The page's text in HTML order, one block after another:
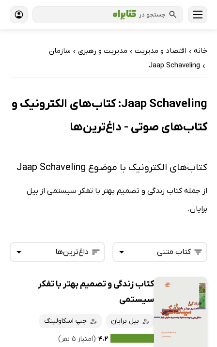
جستجو در
خانه › اقتصاد و مدیریت › مدیریت و رهبری › سازمان
›
Jaap Schaveling
Jaap Schaveling: کتاب‌های الکترونیک و
کتاب‌های صوتی - داغ‌ترین‌ها
کتاب‌های الکترونیک با موضوع Jaap Schaveling
از جمله کتاب زندگی و تصمیم‌ بهتر با تفکر سیستمی از بیل
برایان.
داغ‌ترین‌ها
تازه‌ها
پرفروش‌ها
پربحث‌ها
کتاب متنی
همه کتاب‌ها
کتاب‌های صوتی
کتاب‌های متنی
کتاب زندگی و تصمیم‌ بهتر با تفکر
سیستمی
بیل برایان
جپ اسکاولینگ
۴.۲ (امتیاز ۵ نفر)